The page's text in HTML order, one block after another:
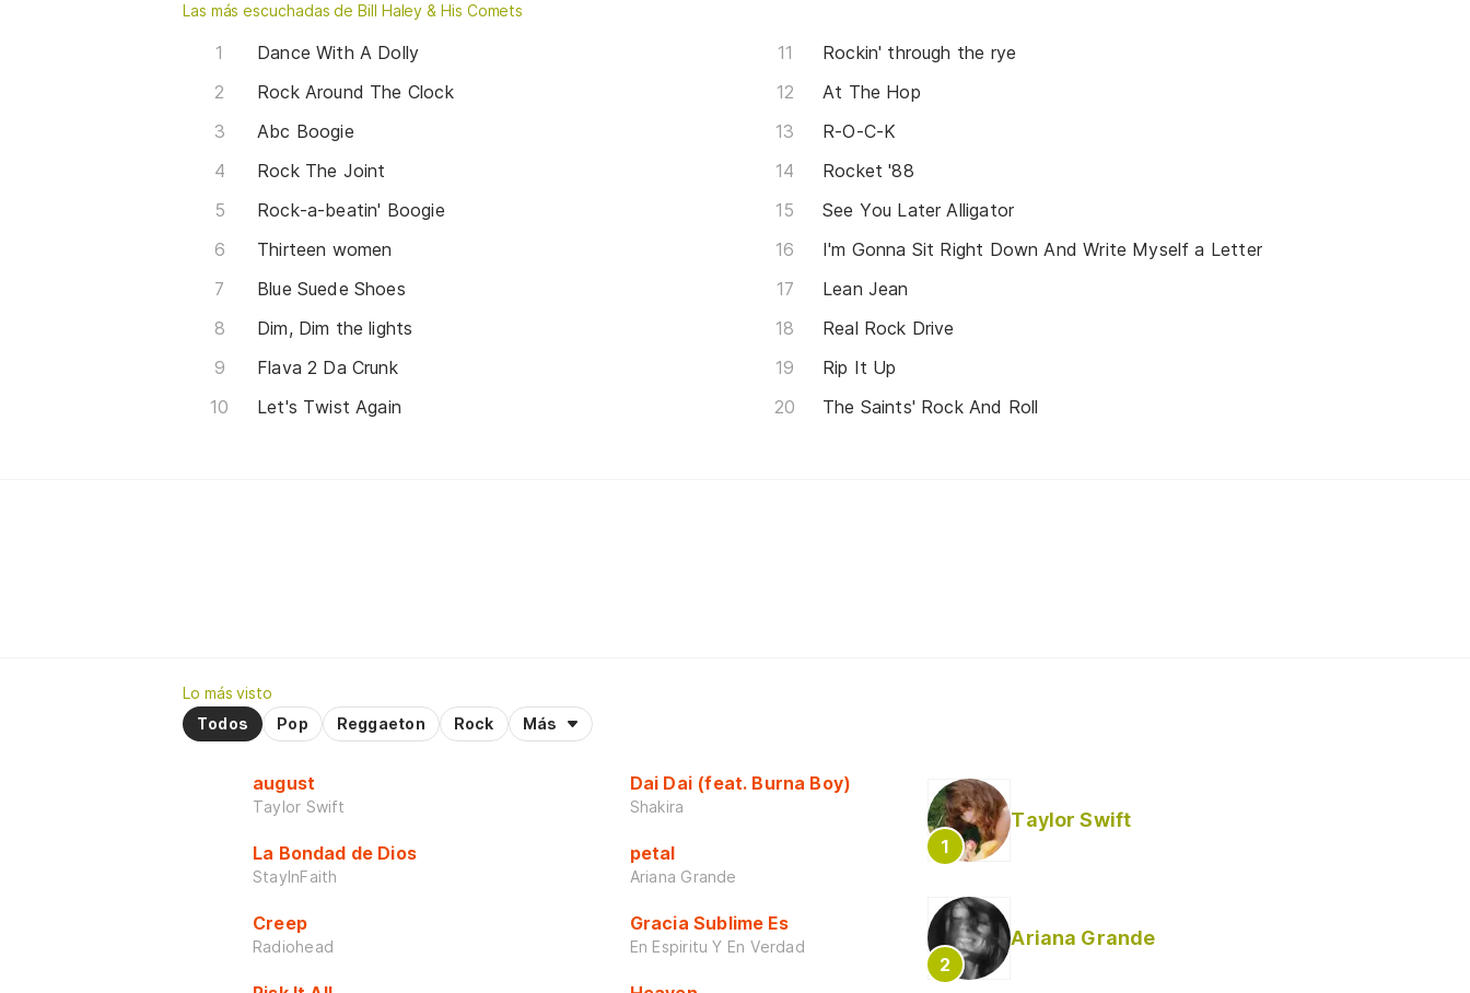
Las más escuchadas de Bill Haley & His Comets
Dance With A Dolly
Rock Around The Clock
Abc Boogie
Rock The Joint
Rock-a-beatin' Boogie
Thirteen women
Blue Suede Shoes
Dim, Dim the lights
Flava 2 Da Crunk
Let's Twist Again
Rockin' through the rye
At The Hop
R-O-C-K
Rocket '88
See You Later Alligator
I'm Gonna Sit Right Down And Write Myself a Letter
Lean Jean
Real Rock Drive
Rip It Up
The Saints' Rock And Roll
Lo más visto
Todos
Pop Reggaeton Rock Más
august
Taylor Swift
La Bondad de Dios
StayInFaith
Creep
Radiohead
Dai Dai (feat. Burna Boy)
Shakira
petal
Ariana Grande
Gracia Sublime Es
En Espiritu Y En Verdad
Taylor Swift
Ariana Grande